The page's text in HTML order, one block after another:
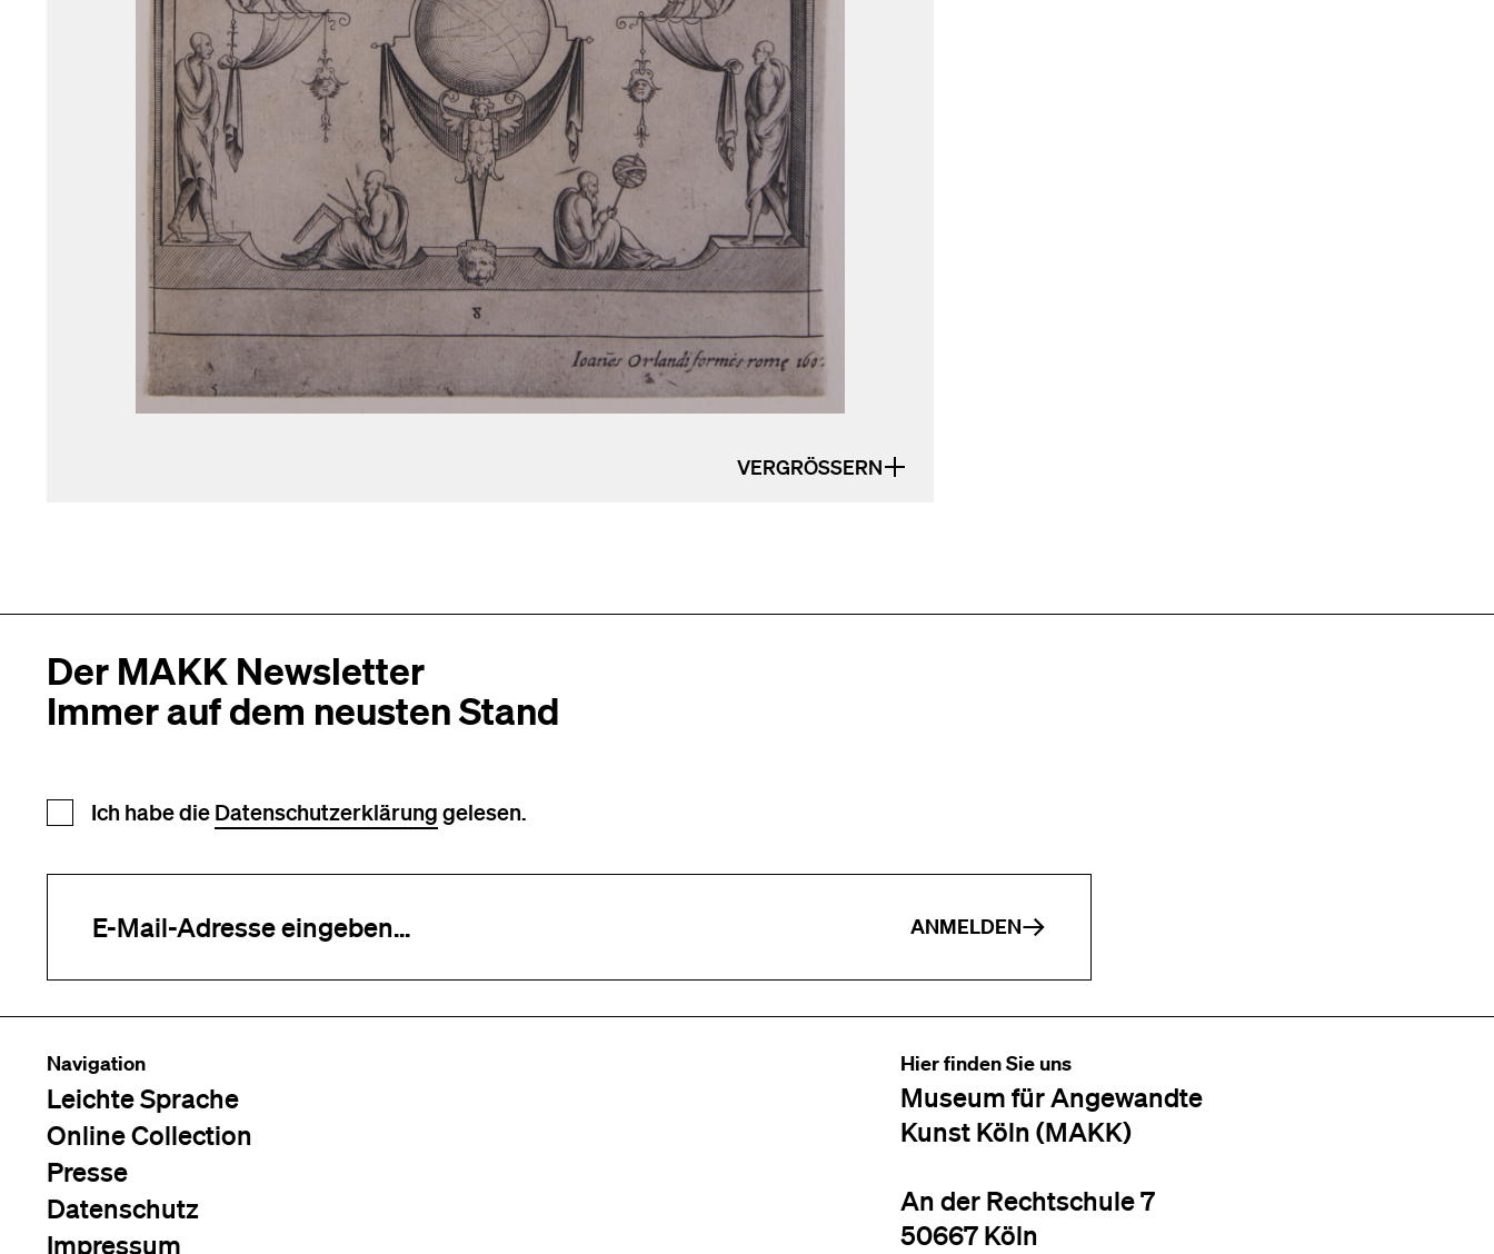
VERGRÖSSERN
Der MAKK Newsletter
Immer auf dem neusten Stand
Newsletter Anmeldung
Ich habe die Datenschutzerklärung gelesen.
ANMELDEN
Navigation
Leichte Sprache
Online Collection
Presse
Datenschutz
Impressum
Hier finden Sie uns
Museum für Angewandte
Kunst Köln (MAKK)
An der Rechtschule 7
50667 Köln